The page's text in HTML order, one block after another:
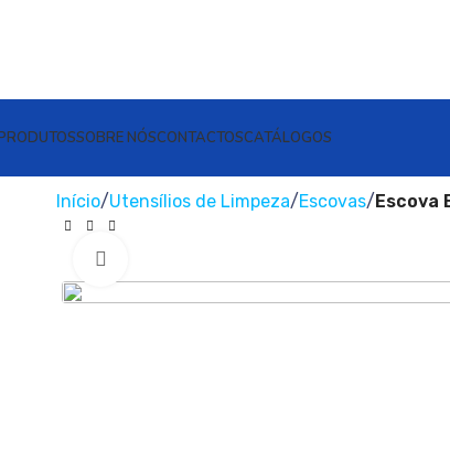
SOBRE NÓSCONTACTOSCATÁLOGOS
Início Utensílios de Limpeza Escovas Escova